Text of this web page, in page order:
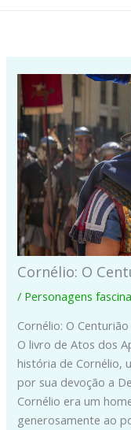
Cornélio: O
/ Personagens
Cornélio: O Centurião
O livro de Atos dos
história de Cornélio,
por sua devoção a
Cornélio era um
generosamente ao